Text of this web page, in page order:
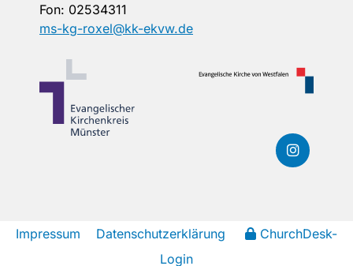
Fon: 02534311
ms-kg-roxel@kk-ekvw.de
Impressum Datenschutzerklärung
ChurchDesk-
Login